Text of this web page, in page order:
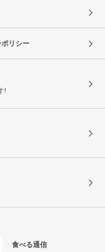
ポリシー
!
食べる通信